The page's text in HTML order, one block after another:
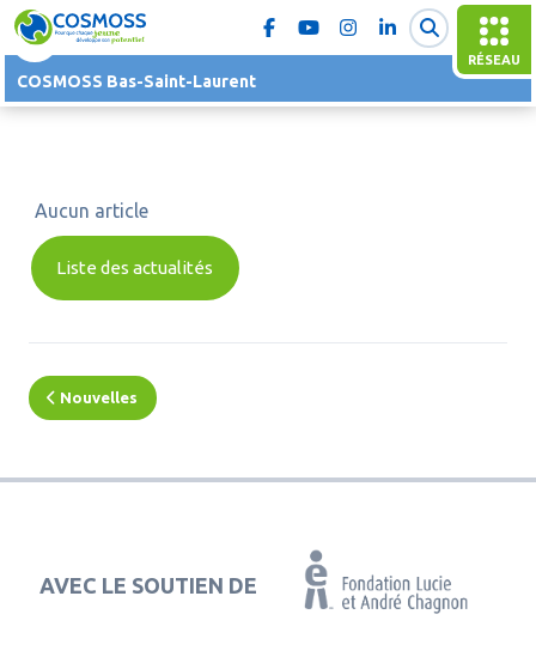
RÉSEAU
COSMOSS Bas-Saint-Laurent
Aucun article
Liste des actualités
Nouvelles
AVEC LE SOUTIEN DE